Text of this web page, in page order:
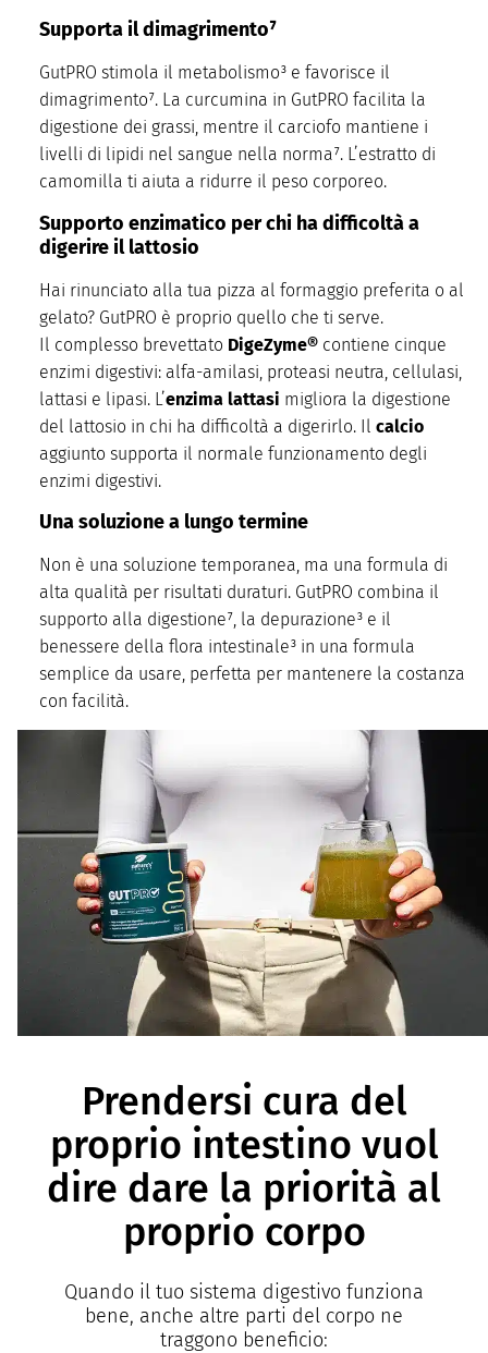
Supporta il dimagrimento⁷
GutPRO stimola il metabolismo³ e favorisce il
dimagrimento⁷. La curcumina in GutPRO facilita la
digestione dei grassi, mentre il carciofo mantiene i
livelli di lipidi nel sangue nella norma⁷. L’estratto di
camomilla ti aiuta a ridurre il peso corporeo.
Supporto enzimatico per chi ha difficoltà a
digerire il lattosio
Hai rinunciato alla tua pizza al formaggio preferita o al
gelato? GutPRO è proprio quello che ti serve.
Il complesso brevettato DigeZyme® contiene cinque
enzimi digestivi: alfa-amilasi, proteasi neutra, cellulasi,
lattasi e lipasi. L’enzima lattasi migliora la digestione
del lattosio in chi ha difficoltà a digerirlo. Il calcio
aggiunto supporta il normale funzionamento degli
enzimi digestivi.
Una soluzione a lungo termine
Non è una soluzione temporanea, ma una formula di
alta qualità per risultati duraturi. GutPRO combina il
supporto alla digestione⁷, la depurazione³ e il
benessere della flora intestinale³ in una formula
semplice da usare, perfetta per mantenere la costanza
con facilità.
Prendersi cura del
proprio intestino vuol
dire dare la priorità al
proprio corpo
Quando il tuo sistema digestivo funziona
bene, anche altre parti del corpo ne
traggono beneficio: